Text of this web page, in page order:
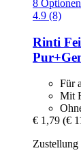
8 Optionen
4.9 (8)
Rinti
Für
Mit
€ 1,79 (€